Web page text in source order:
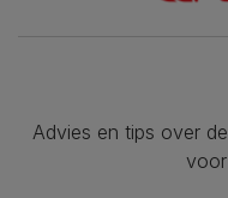
Advies en tips over